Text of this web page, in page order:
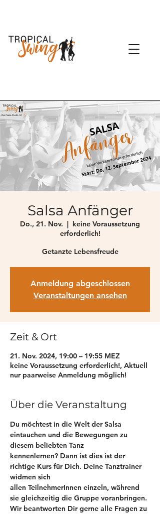
Salsa Anfänger
Do., 21. Nov.
  |
keine Voraussetzung
erforderlich!
Getanzte Lebensfreude
Anmeldung abgeschlossen
Veranstaltungen ansehen
Zeit & Ort
21. Nov. 2024, 19:00 – 19:55 MEZ
keine Voraussetzung erforderlich!, Aktuell
nur paarweise Anmeldung möglich!
Über die Veranstaltung
Du möchtest in die Welt der Salsa
eintauchen und die Bewegungen zu
diesem beliebten Tanz
kennenlernen? Dann ist dies ist der
richtige Kurs für Dich. Deine Tanztrainer
widmen sich
allen TeilnehmerInnen einzeln, während
sie gleichzeitig die Gruppe voranbringen.
Wir beantworten Dir gerne alle Fragen zu